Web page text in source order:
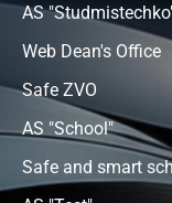
AS
Web Dean's Office
Safe ZVO
AS "School"
Safe and smart